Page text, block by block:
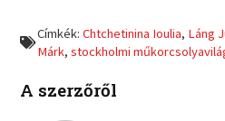
o
n
l
n
n
p
Címkék:Chtchetinina Ioulia, Láng
Márk,stockholmi
A szerzőről